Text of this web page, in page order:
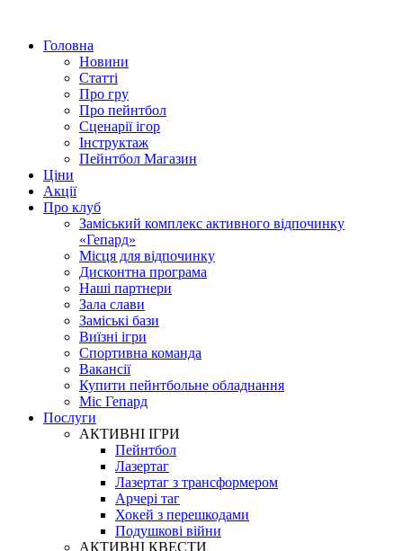
Головна
Новини
Статті
Про гру
Про пейнтбол
Сценарії ігор
Інструктаж
Пейнтбол Магазин
Ціни
Акції
Про клуб
Заміський комплекс активного відпочинку
«Гепард»
Місця для відпочинку
Дисконтна програма
Наші партнери
Зала слави
Заміські бази
Виїзні ігри
Спортивна команда
Вакансії
Купити пейнтбольне обладнання
Міс Гепард
Послуги
АКТИВНІ ІГРИ
Пейнтбол
Лазертаг
Лазертаг з трансформером
Арчері таг
Хокей з перешкодами
Подушкові війни
АКТИВНІ КВЕСТИ